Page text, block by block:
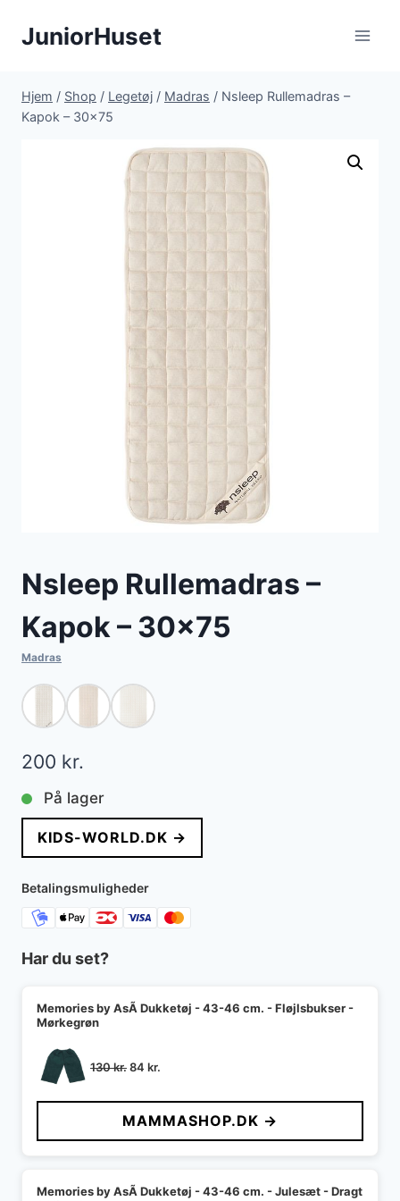
JuniorHuset
Hjem / Shop / Legetøj / Madras / Nsleep Rullemadras –
Kapok – 30×75
Nsleep Rullemadras –
Kapok – 30×75
Madras
200 kr.
På lager
KIDS-WORLD.DK →
Betalingsmuligheder
Har du set?
Memories by AsÃ­ Dukketøj - 43-46 cm. - Fløjlsbukser -
Mørkegrøn
130kr.Den
pris
var:
130 kr..
84 kr.
pris
er:
84 kr..
MAMMASHOP.DK →
Memories by AsÃ­ Dukketøj - 43-46 cm. - Julesæt - Dragt